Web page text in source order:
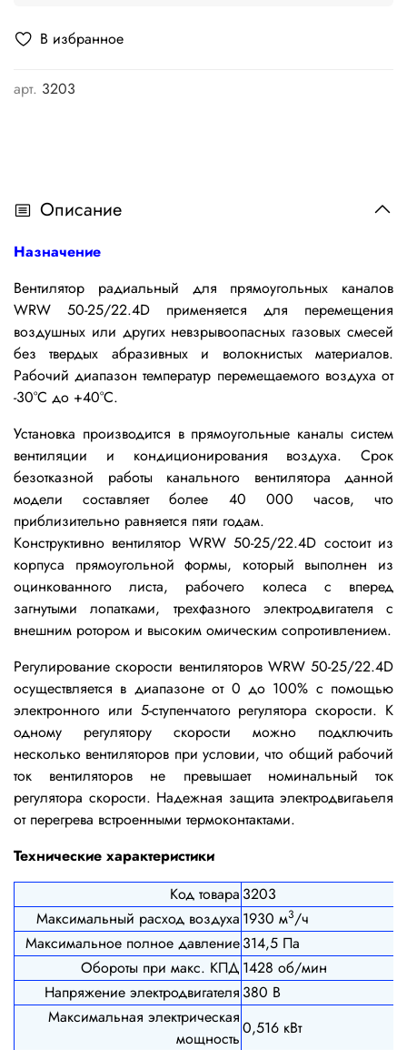
В избранное
арт. 3203
Описание
Назначение
Вентилятор радиальный для прямоугольных каналов
WRW 50-25/22.4D применяется для перемещения
воздушных или других невзрывоопасных газовых смесей
без твердых абразивных и волокнистых материалов.
Рабочий диапазон температур перемещаемого воздуха от
-30°С до +40°С.
Установка производится в прямоугольные каналы систем
вентиляции и кондиционирования воздуха. Срок
безотказной работы канального вентилятора данной
модели составляет более 40 000 часов, что
приблизительно равняется пяти годам.
Конструктивно вентилятор WRW 50-25/22.4D состоит из
корпуса прямоугольной формы, который выполнен из
оцинкованного листа, рабочего колеса с вперед
загнутыми лопатками, трехфазного электродвигателя с
внешним ротором и высоким омическим сопротивлением.
Регулирование скорости вентиляторов WRW 50-25/22.4D
осуществляется в диапазоне от 0 до 100% с помощью
электронного или 5-ступенчатого регулятора скорости. К
одному регулятору скорости можно подключить
несколько вентиляторов при условии, что общий рабочий
ток вентиляторов не превышает номинальный ток
регулятора скорости. Надежная защита электродвигаьеля
от перегрева встроенными термоконтактами.
Технические характеристики
Код товара 3203
Максимальный расход воздуха 1930 м3/ч
Максимальное полное давление314,5 Па
Обороты при макс. КПД 1428 об/мин
Напряжение электродвигателя 380 В
Максимальная электрическая
мощность
0,516 кВт